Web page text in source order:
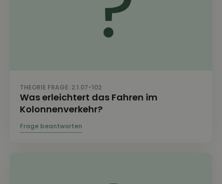
THEORIE FRAGE: 2.1.07-102
Was erleichtert das Fahren im
Kolonnenverkehr?